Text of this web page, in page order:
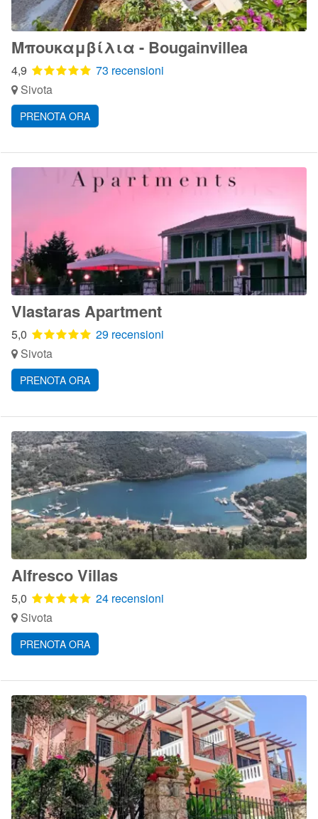
Μπουκαμβίλια - Bougainvillea
4,9
73 recensioni
Sivota
PRENOTA ORA
Vlastaras Apartment
5,0
29 recensioni
Sivota
PRENOTA ORA
Alfresco Villas
5,0
24 recensioni
Sivota
PRENOTA ORA